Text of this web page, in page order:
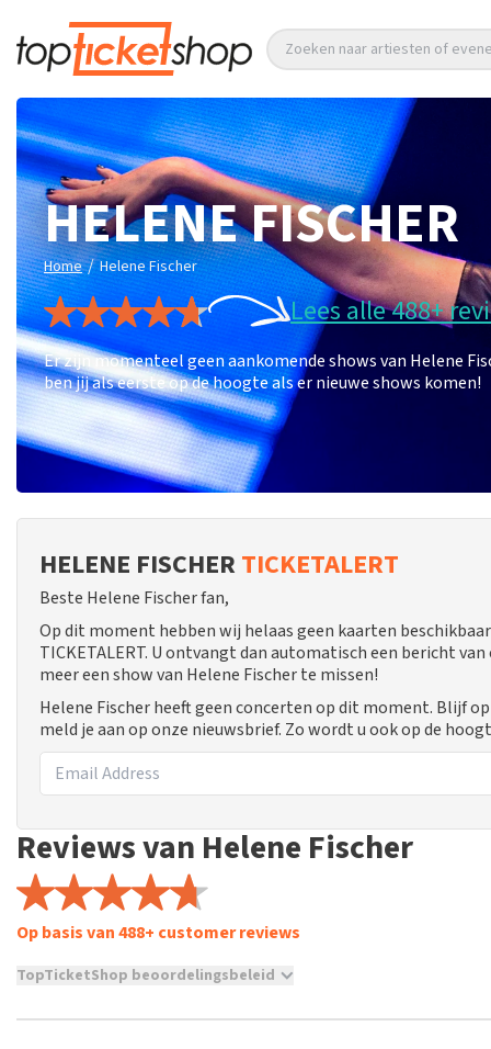
Zoeken naar artiesten of
HELENE FISCHER
Home / Helene Fischer
Lees alle 488+
Er zijn momenteel geen aankomende shows van Helene
ben jij als eerste op de hoogte als er nieuwe shows komen!
HELENE FISCHER TICKETALERT
Beste Helene Fischer fan,
Op dit moment hebben wij helaas geen kaarten
TICKETALERT. U ontvangt dan automatisch een bericht
meer een show van Helene Fischer te missen!
Helene Fischer heeft geen concerten op dit moment. Blijf
meld je aan op onze nieuwsbrief. Zo wordt u ook op de
Reviews van Helene Fischer
Op basis van 488+ customer reviews
TopTicketShop beoordelingsbeleid
TopTicketShop verzamelt reviews van echte klanten. Het is